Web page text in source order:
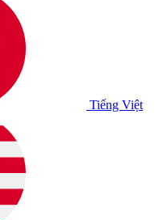
Tiếng Việt